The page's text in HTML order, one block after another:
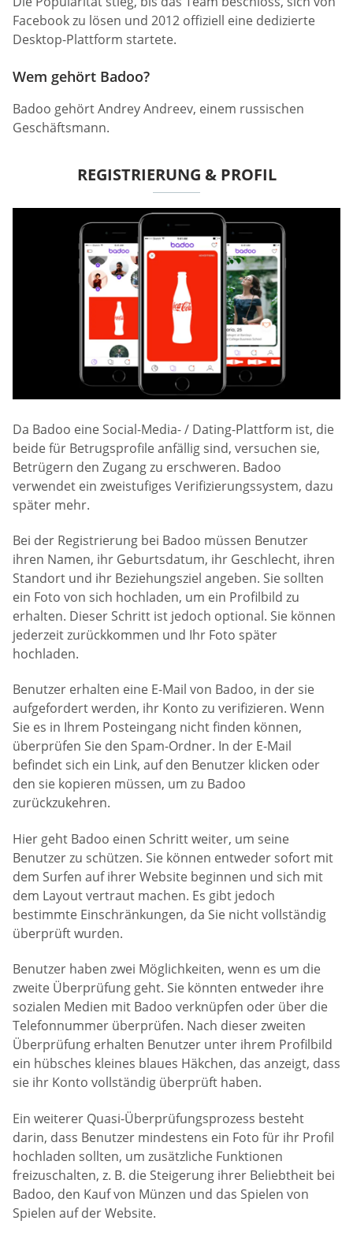
Facebook zu lösen und 2012 offiziell eine dedizierte
Desktop-Plattform startete.
Wem gehört Badoo?
Badoo gehört Andrey Andreev, einem russischen
Geschäftsmann.
REGISTRIERUNG & PROFIL
Da Badoo eine Social-Media- / Dating-Plattform ist, die
beide für Betrugsprofile anfällig sind, versuchen sie,
Betrügern den Zugang zu erschweren. Badoo
verwendet ein zweistufiges Verifizierungssystem, dazu
später mehr.
Bei der Registrierung bei Badoo müssen Benutzer
ihren Namen, ihr Geburtsdatum, ihr Geschlecht, ihren
Standort und ihr Beziehungsziel angeben. Sie sollten
ein Foto von sich hochladen, um ein Profilbild zu
erhalten. Dieser Schritt ist jedoch optional. Sie können
jederzeit zurückkommen und Ihr Foto später
hochladen.
Benutzer erhalten eine E-Mail von Badoo, in der sie
aufgefordert werden, ihr Konto zu verifizieren. Wenn
Sie es in Ihrem Posteingang nicht finden können,
überprüfen Sie den Spam-Ordner. In der E-Mail
befindet sich ein Link, auf den Benutzer klicken oder
den sie kopieren müssen, um zu Badoo
zurückzukehren.
Hier geht Badoo einen Schritt weiter, um seine
Benutzer zu schützen. Sie können entweder sofort mit
dem Surfen auf ihrer Website beginnen und sich mit
dem Layout vertraut machen. Es gibt jedoch
bestimmte Einschränkungen, da Sie nicht vollständig
überprüft wurden.
Benutzer haben zwei Möglichkeiten, wenn es um die
zweite Überprüfung geht. Sie könnten entweder ihre
sozialen Medien mit Badoo verknüpfen oder über die
Telefonnummer überprüfen. Nach dieser zweiten
Überprüfung erhalten Benutzer unter ihrem Profilbild
ein hübsches kleines blaues Häkchen, das anzeigt, dass
sie ihr Konto vollständig überprüft haben.
Ein weiterer Quasi-Überprüfungsprozess besteht
darin, dass Benutzer mindestens ein Foto für ihr Profil
hochladen sollten, um zusätzliche Funktionen
freizuschalten, z. B. die Steigerung ihrer Beliebtheit bei
Badoo, den Kauf von Münzen und das Spielen von
Spielen auf der Website.